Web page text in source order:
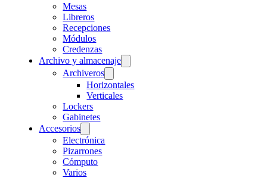
Mesas
Libreros
Recepciones
Módulos
Credenzas
Archivo y almacenaje
Archiveros
Horizontales
Verticales
Lockers
Gabinetes
Accesorios
Electrónica
Pizarrones
Cómputo
Varios